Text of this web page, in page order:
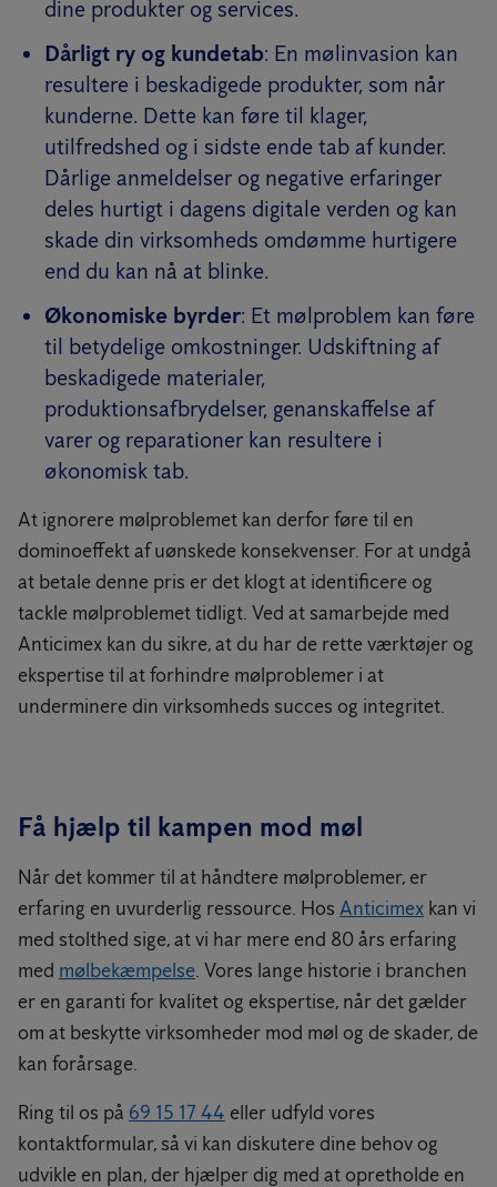
dine produkter og services.
Dårligt ry og kundetab: En mølinvasion kan
resultere i beskadigede produkter, som når
kunderne. Dette kan føre til klager,
utilfredshed og i sidste ende tab af kunder.
Dårlige anmeldelser og negative erfaringer
deles hurtigt i dagens digitale verden og kan
skade din virksomheds omdømme hurtigere
end du kan nå at blinke.
Økonomiske byrder: Et mølproblem kan føre
til betydelige omkostninger. Udskiftning af
beskadigede materialer,
produktionsafbrydelser, genanskaffelse af
varer og reparationer kan resultere i
økonomisk tab.
At ignorere mølproblemet kan derfor føre til en
dominoeffekt af uønskede konsekvenser. For at undgå
at betale denne pris er det klogt at identificere og
tackle mølproblemet tidligt. Ved at samarbejde med
Anticimex kan du sikre, at du har de rette værktøjer og
ekspertise til at forhindre mølproblemer i at
underminere din virksomheds succes og integritet.
Få hjælp til kampen mod møl
Når det kommer til at håndtere mølproblemer, er
erfaring en uvurderlig ressource. Hos Anticimex kan vi
med stolthed sige, at vi har mere end 80 års erfaring
med mølbekæmpelse. Vores lange historie i branchen
er en garanti for kvalitet og ekspertise, når det gælder
om at beskytte virksomheder mod møl og de skader, de
kan forårsage.
Ring til os på 69 15 17 44 eller udfyld vores
kontaktformular, så vi kan diskutere dine behov og
udvikle en plan, der hjælper dig med at opretholde en